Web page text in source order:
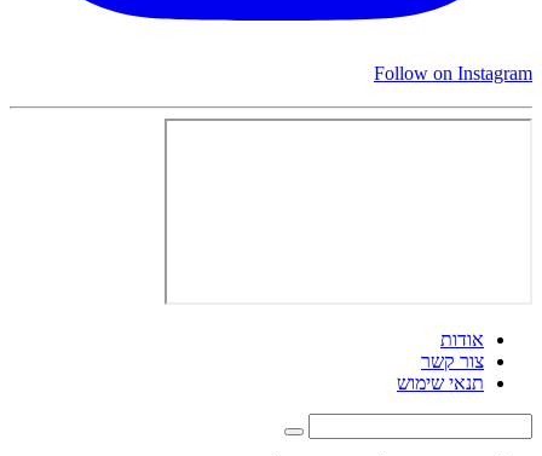
Follow on Instagram
אודות
צור קשר
תנאי שימוש